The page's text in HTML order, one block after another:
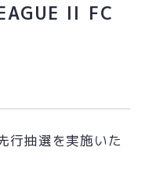
II FC
行抽選を実施いた